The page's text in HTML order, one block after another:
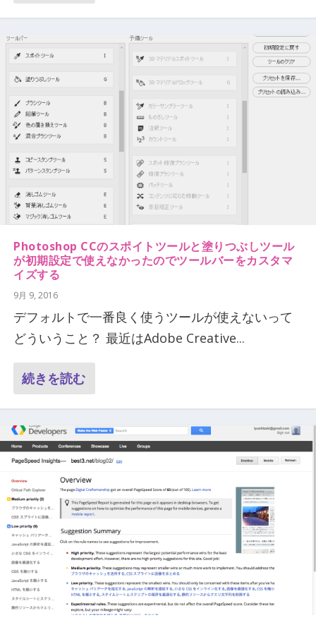
Photoshop CCのスポイトツールと塗りつぶしツール
が初期設定で使えなかったのでツールバーをカスタマ
イズする
9月 9, 2016
デフォルトで一番良く使うツールが使えないって
どういうこと？ 最近はAdobe Creative...
続きを読む